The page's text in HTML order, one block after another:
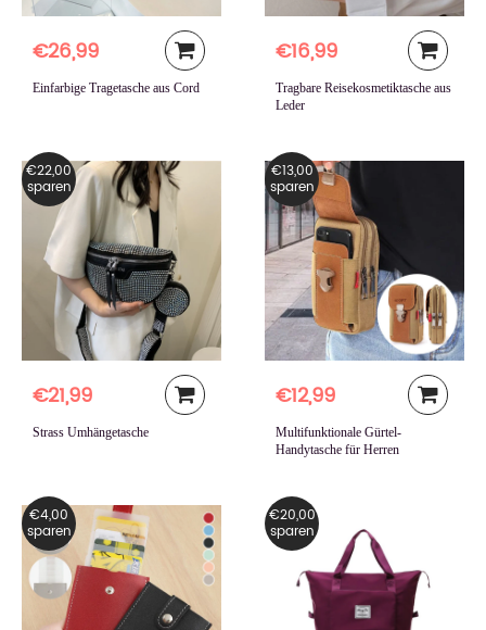
€26,99
Einfarbige Tragetasche aus Cord
€16,99
Tragbare Reisekosmetiktasche aus
Leder
€22,00
sparen
€21,99
Strass Umhängetasche
€13,00
sparen
€12,99
Multifunktionale Gürtel-
Handytasche für Herren
€4,00
sparen
€20,00
sparen